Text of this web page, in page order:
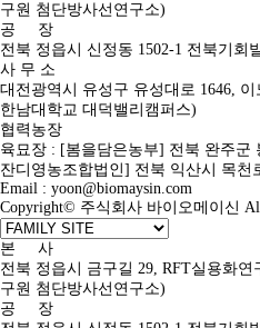
구원 첨단방사선연구소)
공 장
전북 정읍시 신정동 1502-1 전북기회
사 무 소
대전광역시 유성구 유성대로 1646,
한남대학교 대덕밸리캠퍼스)
협력농장
육묘장 : [봄을담은농부] 전북 완주
잔디영농조합법인] 전북 익산시 목천
Email : yoon@biomaysin.com
Copyright© 주식회사 바이오메이신
본 사
전북 정읍시 금구길 29, RFT실용화
구원 첨단방사선연구소)
공 장